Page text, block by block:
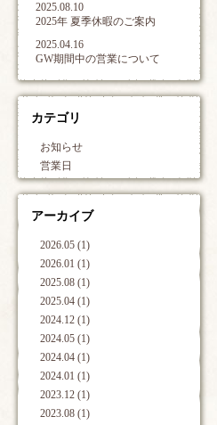
2025.08.10
2025年 夏季休暇のご案内
2025.04.16
GW期間中の営業について
カテゴリ
お知らせ
営業日
アーカイブ
2026.05 (1)
2026.01 (1)
2025.08 (1)
2025.04 (1)
2024.12 (1)
2024.05 (1)
2024.04 (1)
2024.01 (1)
2023.12 (1)
2023.08 (1)